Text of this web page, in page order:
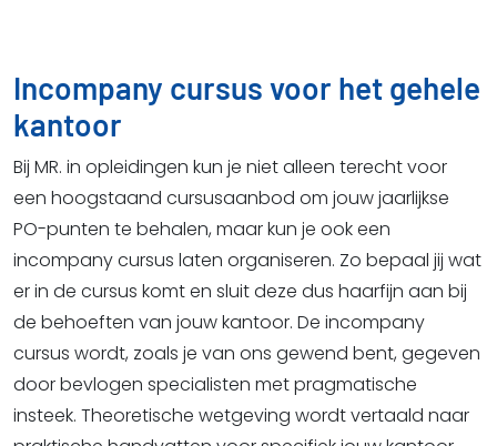
Incompany cursus voor het gehele
kantoor
Bij MR. in opleidingen kun je niet alleen terecht voor
een hoogstaand cursusaanbod om jouw jaarlijkse
PO-punten te behalen, maar kun je ook een
incompany cursus laten organiseren. Zo bepaal jij wat
er in de cursus komt en sluit deze dus haarfijn aan bij
de behoeften van jouw kantoor. De incompany
cursus wordt, zoals je van ons gewend bent, gegeven
door bevlogen specialisten met pragmatische
insteek. Theoretische wetgeving wordt vertaald naar